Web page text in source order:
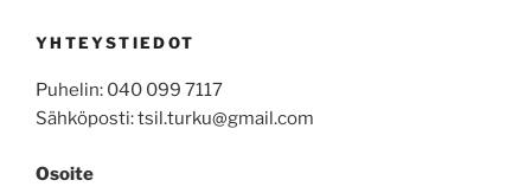
YHTEYSTIEDOT
Puhelin: 040 099 7117
Sähköposti: tsil.turku@gmail.com
Osoite